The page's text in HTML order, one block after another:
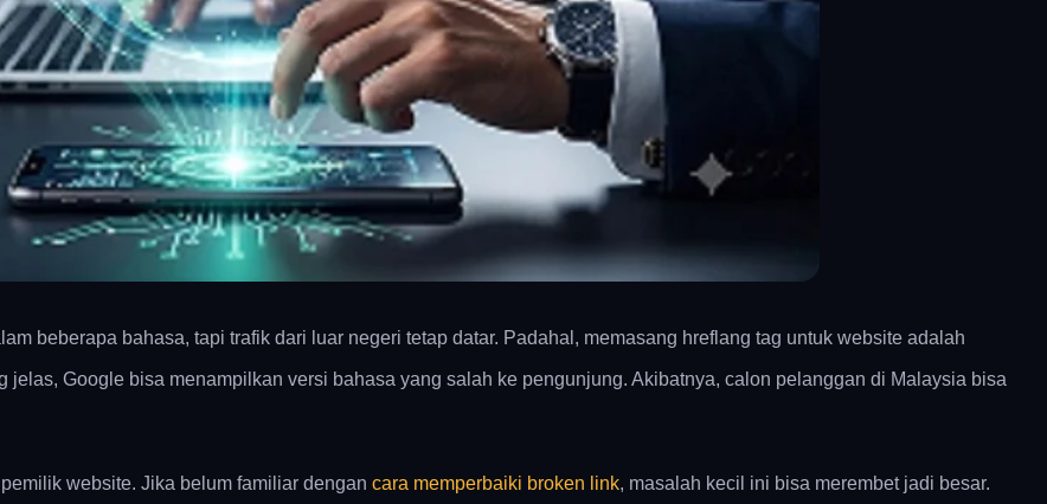
beberapa bahasa, tapi trafik dari luar negeri tetap datar. Padahal, memasang hreflang tag untuk website adalah
jelas, Google bisa menampilkan versi bahasa yang salah ke pengunjung. Akibatnya, calon pelanggan di Malaysia bisa
website. Jika belum familiar dengan cara memperbaiki broken link, masalah kecil ini bisa merembet jadi besar.